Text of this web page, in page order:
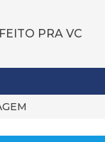
FEITO PRA VC